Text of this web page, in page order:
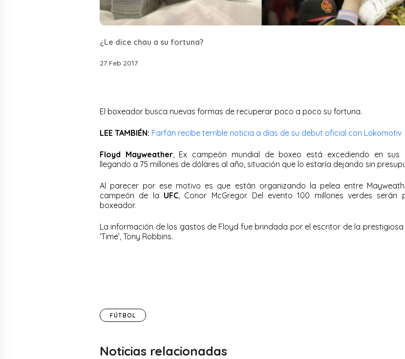
¿Le dice chau a su fortuna?
27 Feb 2017
El boxeador busca nuevas formas de recuperar poco a poco su fortuna.
LEE TAMBIÉN: Farfán recibe terrible noticia a días de su debut oficial con Lokomotiv
Floyd Mayweather, Ex campeón mundial de boxeo está excediendo en sus
llegando a 75 millones de dólares al año, situación que lo estaría dejando sin
Al parecer por ese motivo es que están organizando la pelea entre
campeón de la UFC, Conor McGregor. Del evento 100 millones verdes serán
boxeador.
La información de los gastos de Floyd fue brindada por el escritor de la prestigiosa
‘Time’, Tony Robbins.
FÚTBOL
Noticias relacionadas